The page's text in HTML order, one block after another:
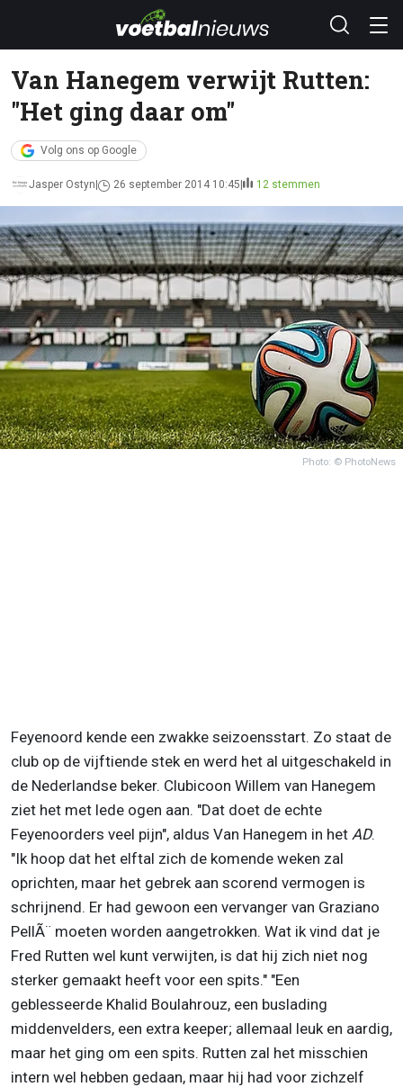
Van Hanegem verwijt Rutten:
"Het ging daar om"
Volg ons op Google
Jasper Ostyn 26 september 2014 10:45 12 stemmen
Photo: © PhotoNews
Feyenoord kende een zwakke seizoensstart. Zo staat de
club op de vijftiende stek en werd het al uitgeschakeld in
de Nederlandse beker. Clubicoon Willem van Hanegem
ziet het met lede ogen aan. "Dat doet de echte
Feyenoorders veel pijn", aldus Van Hanegem in het AD.
"Ik hoop dat het elftal zich de komende weken zal
oprichten, maar het gebrek aan scorend vermogen is
schrijnend. Er had gewoon een vervanger van Graziano
PellÃ¨ moeten worden aangetrokken. Wat ik vind dat je
Fred Rutten wel kunt verwijten, is dat hij zich niet nog
sterker gemaakt heeft voor een spits." "Een
geblesseerde Khalid Boulahrouz, een buslading
middenvelders, een extra keeper; allemaal leuk en aardig,
maar het ging om een spits. Rutten zal het misschien
intern wel hebben gedaan, maar hij had voor zichzelf